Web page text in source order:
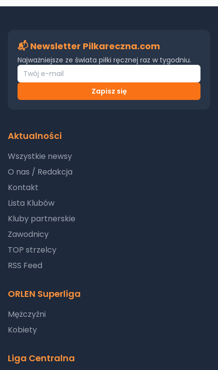
📬 Newsletter Pilkareczna.com
Najważniejsze ze świata piłki ręcznej raz w tygodniu.
Zapisz się
Aktualności
Wszystkie newsy
O nas / Redakcja
Kontakt
Lista Klubów
Kluby partnerskie
Zawodnicy
TOP strzelcy
RSS Feed
ORLEN Superliga
Mężczyźni
Kobiety
Liga Centralna